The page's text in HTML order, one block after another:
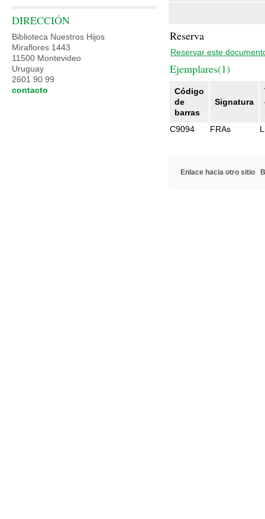
Reserva
Reservar este
Ejemplares(1)
Código
de
barras
Signatura
C9094
FRAs
Enlace hacia otro sitio
DIRECCIÓN
Biblioteca Nuestros Hijos
Miraflores 1443
11500 Montevideo
Uruguay
2601 90 99
contacto